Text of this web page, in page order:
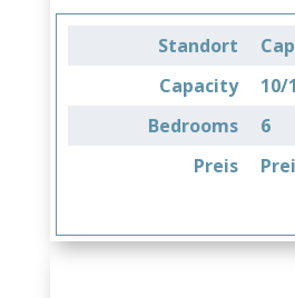
Standort
Capacity
10/
Bedrooms
6
Preis